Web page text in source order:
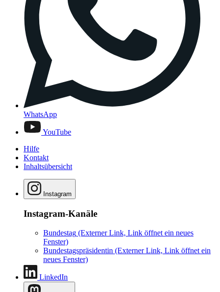
WhatsApp
YouTube
Hilfe
Kontakt
Inhaltsübersicht
Instagram
Instagram-Kanäle
Bundestag (Externer Link, Link öffnet ein neues
Fenster)
Bundestagspräsidentin (Externer Link, Link öffnet ein
neues Fenster)
LinkedIn